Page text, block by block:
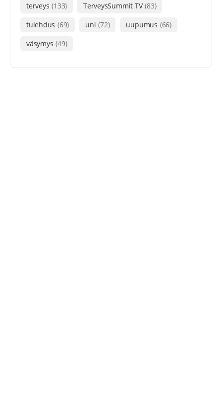
terveys (133) TerveysSummit TV (83)
tulehdus (69) uni (72) uupumus (66)
väsymys (49)